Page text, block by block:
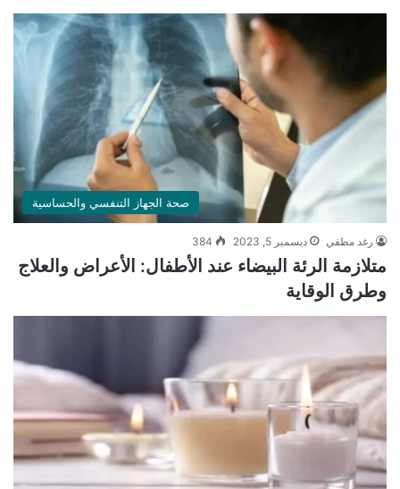
صحة الجهاز التنفسي والحساسية
رغد مطفي ديسمبر 5, 2023 384
متلازمة الرئة البيضاء عند الأطفال: الأعراض والعلاج
وطرق الوقاية